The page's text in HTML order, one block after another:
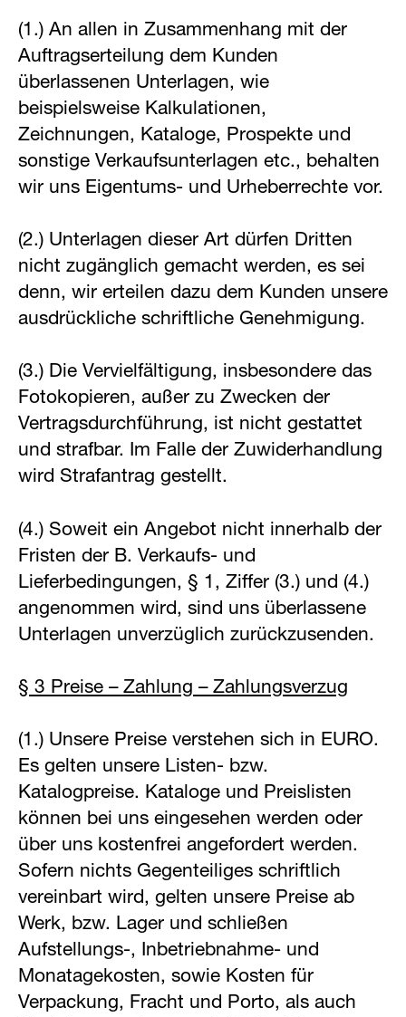
(1.) An allen in Zusammenhang mit der
Auftragserteilung dem Kunden
überlassenen Unterlagen, wie
beispielsweise Kalkulationen,
Zeichnungen, Kataloge, Prospekte und
sonstige Verkaufsunterlagen etc., behalten
wir uns Eigentums- und Urheberrechte vor.
(2.) Unterlagen dieser Art dürfen Dritten
nicht zugänglich gemacht werden, es sei
denn, wir erteilen dazu dem Kunden unsere
ausdrückliche schriftliche Genehmigung.
(3.) Die Vervielfältigung, insbesondere das
Fotokopieren, außer zu Zwecken der
Vertragsdurchführung, ist nicht gestattet
und strafbar. Im Falle der Zuwiderhandlung
wird Strafantrag gestellt.
(4.) Soweit ein Angebot nicht innerhalb der
Fristen der B. Verkaufs- und
Lieferbedingungen, § 1, Ziffer (3.) und (4.)
angenommen wird, sind uns überlassene
Unterlagen unverzüglich zurückzusenden.
§ 3 Preise – Zahlung – Zahlungsverzug
(1.) Unsere Preise verstehen sich in EURO.
Es gelten unsere Listen- bzw.
Katalogpreise. Kataloge und Preislisten
können bei uns eingesehen werden oder
über uns kostenfrei angefordert werden.
Sofern nichts Gegenteiliges schriftlich
vereinbart wird, gelten unsere Preise ab
Werk, bzw. Lager und schließen
Aufstellungs-, Inbetriebnahme- und
Monatagekosten, sowie Kosten für
Verpackung, Fracht und Porto, als auch